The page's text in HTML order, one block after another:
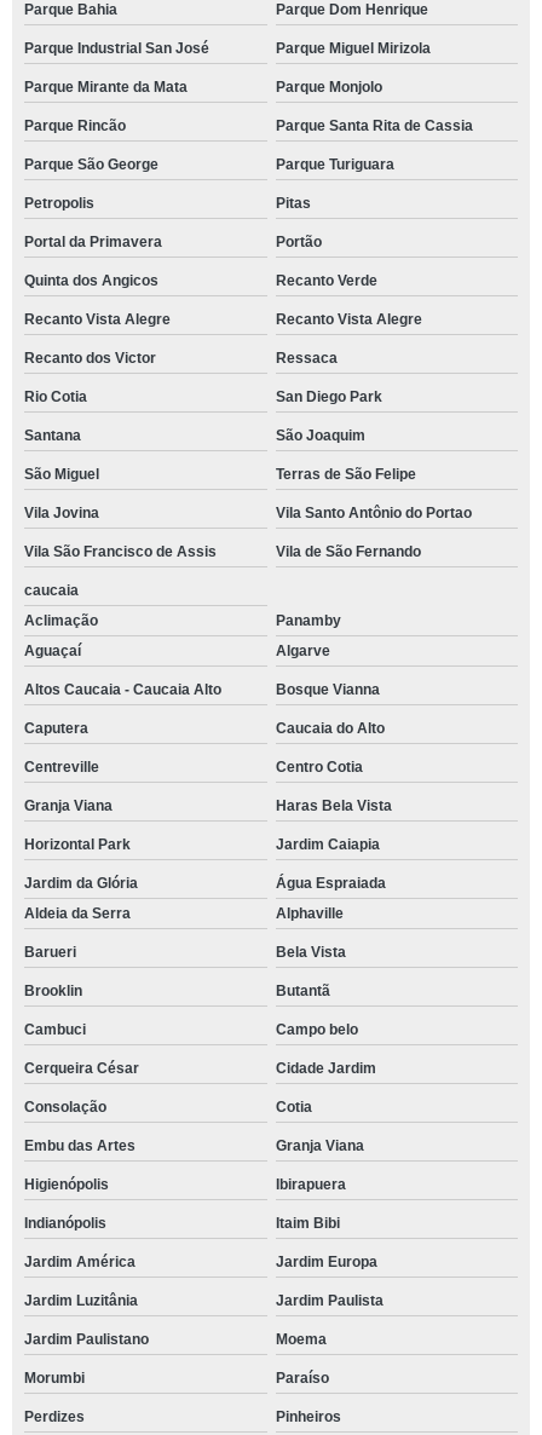
Parque Bahia Parque Dom Henrique
Parque Industrial San José Parque Miguel Mirizola
Parque Mirante da Mata Parque Monjolo
Parque Rincão Parque Santa Rita de Cassia
Parque São George Parque Turiguara
Petropolis Pitas
Portal da Primavera Portão
Quinta dos Angicos Recanto Verde
Recanto Vista Alegre Recanto Vista Alegre
Recanto dos Victor Ressaca
Rio Cotia San Diego Park
Santana São Joaquim
São Miguel Terras de São Felipe
Vila Jovina Vila Santo Antônio do Portao
Vila São Francisco de Assis Vila de São Fernando
caucaia
Aclimação
Panamby
Aguaçaí
Algarve
Altos Caucaia - Caucaia Alto Bosque Vianna
Caputera Caucaia do Alto
Centreville Centro Cotia
Granja Viana Haras Bela Vista
Horizontal Park Jardim Caiapia
Jardim da Glória
Água Espraiada
Aldeia da Serra
Alphaville
Barueri Bela Vista
Brooklin Butantã
Cambuci Campo belo
Cerqueira César Cidade Jardim
Consolação Cotia
Embu das Artes Granja Viana
Higienópolis Ibirapuera
Indianópolis Itaim Bibi
Jardim América Jardim Europa
Jardim Luzitânia Jardim Paulista
Jardim Paulistano Moema
Morumbi Paraíso
Perdizes Pinheiros